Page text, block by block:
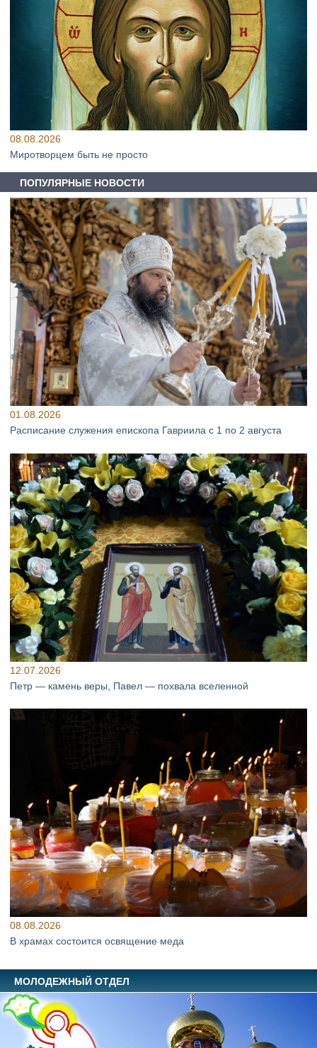
08.08.2026
Миротворцем быть не просто
ПОПУЛЯРНЫЕ НОВОСТИ
01.08.2026
Расписание служения епископа Гавриила с 1 по 2 августа
12.07.2026
Петр — камень веры, Павел — похвала вселенной
08.08.2026
В храмах состоится освящение меда
МОЛОДЕЖНЫЙ ОТДЕЛ